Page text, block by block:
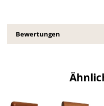
Bewertungen